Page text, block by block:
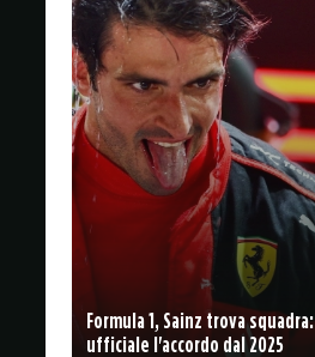
Formula 1, Sainz trova squadra:
ufficiale l'accordo dal 2025